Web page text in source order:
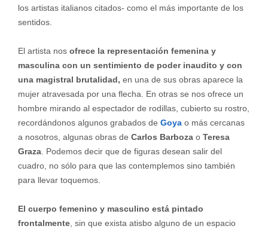
los artistas italianos citados- como el más importante de los
sentidos.
El artista nos ofrece la representación femenina y
masculina con un sentimiento de poder inaudito y con
una magistral brutalidad, en una de sus obras aparece la
mujer atravesada por una flecha. En otras se nos ofrece un
hombre mirando al espectador de rodillas, cubierto su rostro,
recordándonos algunos grabados de Goya o más cercanas
a nosotros, algunas obras de Carlos Barboza o Teresa
Graza. Podemos decir que de figuras desean salir del
cuadro, no sólo para que las contemplemos sino también
para llevar toquemos.
El cuerpo femenino y masculino está pintado
frontalmente, sin que exista atisbo alguno de un espacio